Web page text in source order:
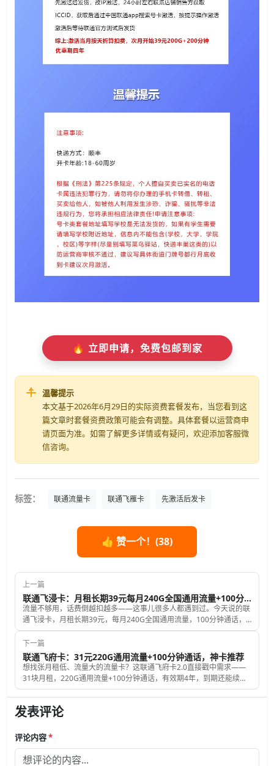
🔥 立即申请，免费包邮到家
温馨提示
本文基于2026年6月29日的实际资费套餐发布，当您看到这
篇文章时套餐资费政策可能会有调整。具体套餐以运营商申
请页面为准。如需了解更多详情或有疑问，欢迎添加客服微
信咨询。
标签： 联通流量卡 联通飞雁卡 先激活后发卡
👍 赞一个！(38)
上一篇
联通飞浸卡：月租长期39元每月240G全国通用流量+100分钟，强烈推荐！
流量不够用，话费倒越扣越多——这事儿很多人都遇到过。今天说的联
通飞浸卡，月租长期39元，每月240G全国通用流量，100分钟通话，
次月起每月可以领取会员1个(多选1)。刷视频、追剧用流量多的，可以
看看，但办之前几个规则得先弄明白。套餐详情拆解：39元到底能换多
少东西官方原
下一篇
联通飞府卡：31元220G通用流量+100分钟通话，神卡推荐
想找张月租低、流量大的流量卡？这联通飞府卡2.0直接戳中需求——
31块月租，220G通用流量+100分钟通话，有效期4年，到期还能续，
对学生党、流量党来说，简直是“刚需神卡”。套餐详情拆解：到底能用
到多少流量？先说原套餐：本来是29元80G全国通用+100分钟通话，
但激活后有个“
发表评论
评论内容*